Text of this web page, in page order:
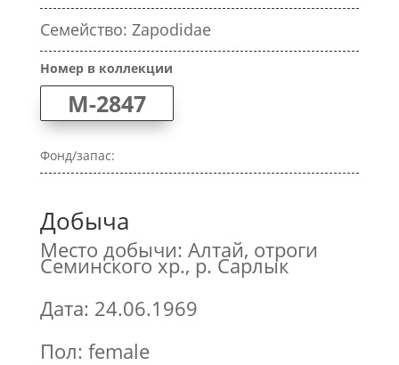
Семейство: Zapodidae
Номер в коллекции
M-2847
Фонд/запас:
Добыча
Место добычи: Алтай, отроги
Семинского хр., р. Сарлык
Дата: 24.06.1969
Пол: female